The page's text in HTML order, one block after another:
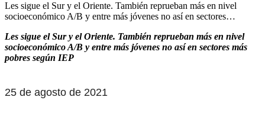
Les sigue el Sur y el Oriente. También reprueban más en nivel
socioeconómico A/B y entre más jóvenes no así en sectores…
Les sigue el Sur y el Oriente. También reprueban más en nivel
socioeconómico A/B y entre más jóvenes no así en sectores más
pobres según IEP
25 de agosto de 2021